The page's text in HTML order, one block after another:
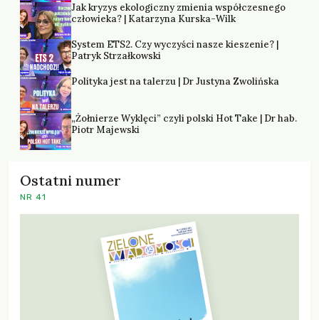
Jak kryzys ekologiczny zmienia współczesnego
człowieka? | Katarzyna Kurska-Wilk
System ETS2. Czy wyczyści nasze kieszenie? |
Patryk Strzałkowski
Polityka jest na talerzu | Dr Justyna Zwolińska
„Żołnierze Wyklęci” czyli polski Hot Take | Dr hab.
Piotr Majewski
Ostatni numer
NR 41